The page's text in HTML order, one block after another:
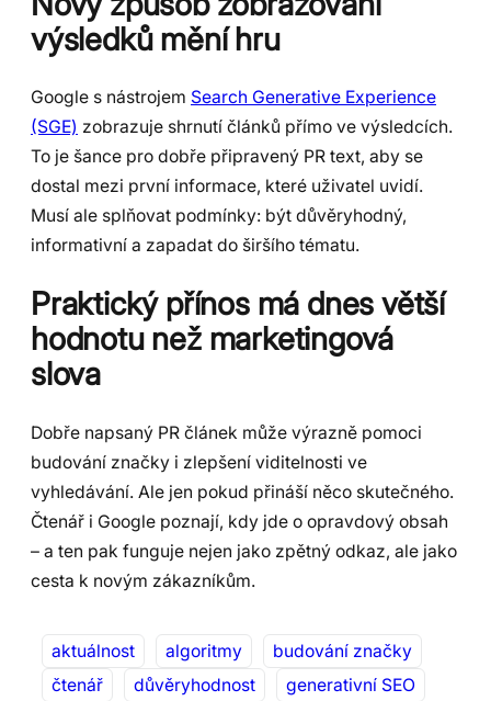
výsledků mění hru
Google s nástrojem Search Generative Experience
(SGE) zobrazuje shrnutí článků přímo ve výsledcích.
To je šance pro dobře připravený PR text, aby se
dostal mezi první informace, které uživatel uvidí.
Musí ale splňovat podmínky: být důvěryhodný,
informativní a zapadat do širšího tématu.
Praktický přínos má dnes větší
hodnotu než marketingová
slova
Dobře napsaný PR článek může výrazně pomoci
budování značky i zlepšení viditelnosti ve
vyhledávání. Ale jen pokud přináší něco skutečného.
Čtenář i Google poznají, kdy jde o opravdový obsah
– a ten pak funguje nejen jako zpětný odkaz, ale jako
cesta k novým zákazníkům.
aktuálnost algoritmy
budování značky
čtenář
důvěryhodnost generativní SEO